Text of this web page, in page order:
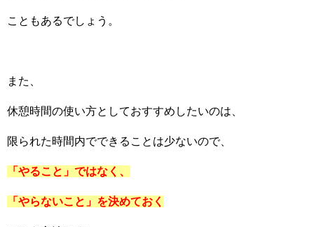
こともあるでしょう。
また、
休憩時間の使い方としておすすめしたいのは、
限られた時間内でできることは少ないので、
「やること」ではなく、
「やらないこと」を決めておく